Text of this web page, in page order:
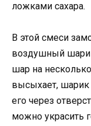
ложками сахара.
В этой смеси
воздушный
шар на
высыхает, шарик
его через
можно украсить